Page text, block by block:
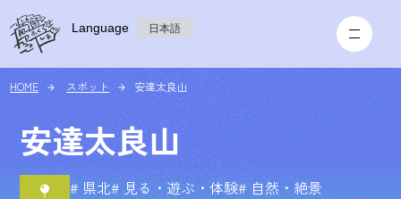
Language 日本語
HOME スポット 安達太良山
安達太良山
# 県北# 見る・遊ぶ・体験# 自然・絶景